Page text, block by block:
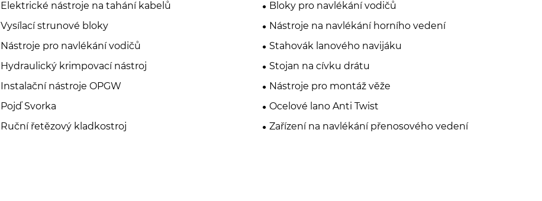
Elektrické nástroje na tahání kabelů
Bloky pro navlékání vodičů
Vysílací strunové bloky
Nástroje na navlékání horního vedení
Nástroje pro navlékání vodičů
Stahovák lanového navijáku
Hydraulický krimpovací nástroj
Stojan na cívku drátu
Instalační nástroje OPGW
Nástroje pro montáž věže
Pojď Svorka
Ocelové lano Anti Twist
Ruční řetězový kladkostroj
Zařízení na navlékání přenosového vedení